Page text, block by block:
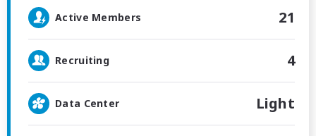
Active Members 21
Recruiting 4
Data Center Light